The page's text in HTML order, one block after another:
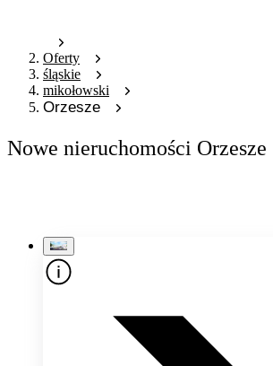
Oferty
śląskie
mikołowski
Orzesze
Nowe nieruchomości Orzesze